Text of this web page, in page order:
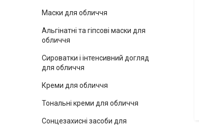
Маски для обличчя
Альгінатні та гіпсові маски для
обличчя
Сироватки і інтенсивний догляд
для обличчя
Креми для обличчя
Тональні креми для обличчя
Сонцезахисні засоби для